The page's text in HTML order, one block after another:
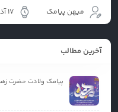
میهن پیامک 17 آذر 1403
آخرین مطالب
پیامک ولادت حضرت